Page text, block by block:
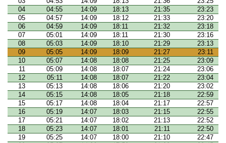
04
04:55 14:09 18:13 21:35
23:23
05
04:57 14:09 18:12 21:33
23:20
06
04:59 14:09 18:11 21:32
23:18
07
05:01 14:09 18:11 21:30
23:16
08
05:03 14:09 18:10 21:29
23:13
09
05:05 14:09 18:09 21:27
23:11
10
05:07 14:08 18:08 21:25
23:09
11
05:09 14:08 18:07 21:24
23:06
12
05:11 14:08 18:07 21:22
23:04
13
05:13 14:08 18:06 21:20
23:02
14
05:15 14:08 18:05 21:18
22:59
15
05:17 14:08 18:04 21:17
22:57
16
05:19 14:07 18:03 21:15
22:55
17
05:21 14:07 18:02 21:13
22:52
18
05:23 14:07 18:01 21:11
22:50
19
05:25 14:07 18:00 21:10
22:47